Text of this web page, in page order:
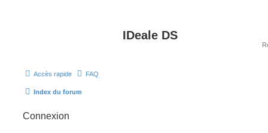
IDeale DS
Accès rapide FAQ
Index du forum
Connexion